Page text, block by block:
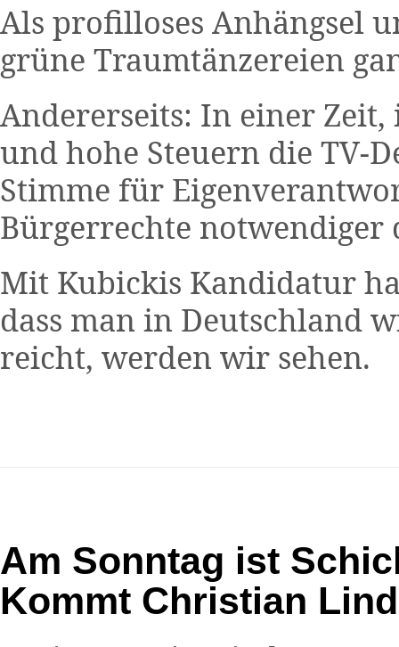
Als profilloses Anhängsel
grüne Traumtänzereien
Andererseits: In einer
und hohe Steuern die TV-
Stimme für
Bürgerrechte notwendiger
Mit Kubickis Kandidatur
dass man in Deutschland
reicht, werden wir sehen.
Am Sonntag ist
Kommt Christian